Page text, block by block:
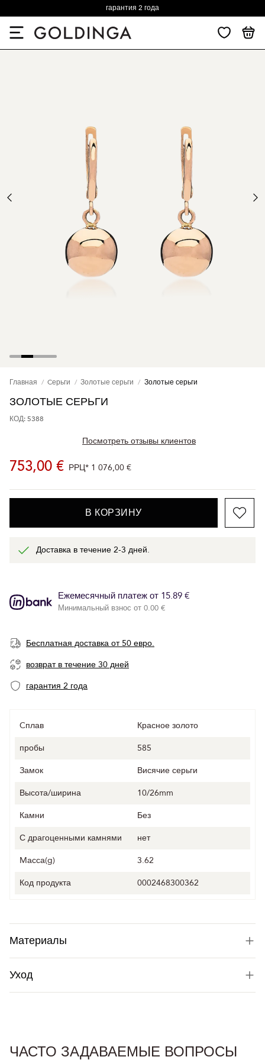
гарантия 2 года
Главная Cерьги Золотые серьги Золотые серьги
ЗОЛОТЫЕ СЕРЬГИ
КОД: 5388
Посмотреть отзывы клиентов
753,00 € РРЦ* 1 076,00 €
В КОРЗИНУ
Доставка в течение 2-3 дней.
Ежемесячный платеж от 15.89 €
Минимальный взнос от 0.00 €
Бесплатная доставка от 50 евро.
возврат в течение 30 дней
гарантия 2 года
Cплав
Красное золото
пробы
585
Замок
Висячие серьги
Высота/ширина
10/26mm
Камни
Без
С драгоценными камнями
нет
Mасса(g)
3.62
Код продукта
0002468300362
Материалы
Уход
ЧАСТО ЗАДАВАЕМЫЕ ВОПРОСЫ